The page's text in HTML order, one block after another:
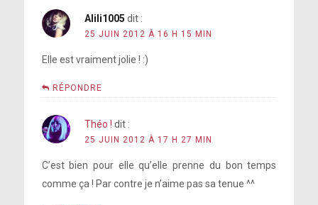
Alili1005 dit :
25 JUIN 2012 À 16 H 15 MIN
Elle est vraiment jolie ! :)
RÉPONDRE
Théo ! dit :
25 JUIN 2012 À 17 H 27 MIN
C’est bien pour elle qu’elle prenne du bon temps
comme ça ! Par contre je n’aime pas sa tenue ^^